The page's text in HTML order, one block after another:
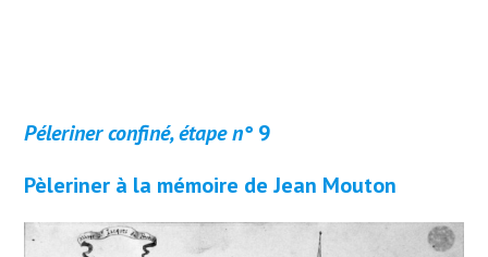
Péleriner confiné, étape n° 9
Pèleriner à la mémoire de Jean Mouton